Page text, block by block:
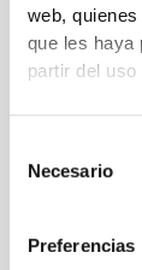
web,
que les haya
partir del
Necesario
Preferencias